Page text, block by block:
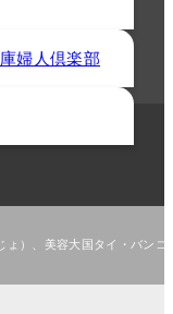
婦人倶楽部
ょ）、美容大国タイ・バンコ